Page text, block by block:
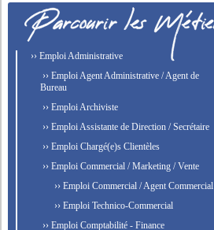
›› Emploi Administrative
›› Emploi Agent Administrative / Agent de
Bureau
›› Emploi Archiviste
›› Emploi Assistante de Direction / Secrétaire
›› Emploi Chargé(e)s Clientèles
›› Emploi Commercial / Marketing / Vente
›› Emploi Commercial / Agent Commercial
›› Emploi Technico-Commercial
›› Emploi Comptabilité - Finance